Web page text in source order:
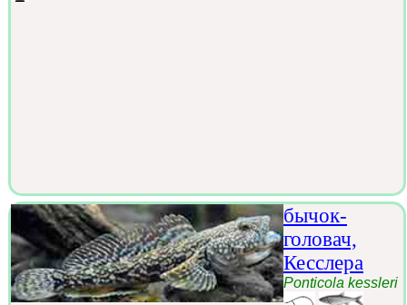
бычок-
головач,
Кесслера
Ponticola kessleri